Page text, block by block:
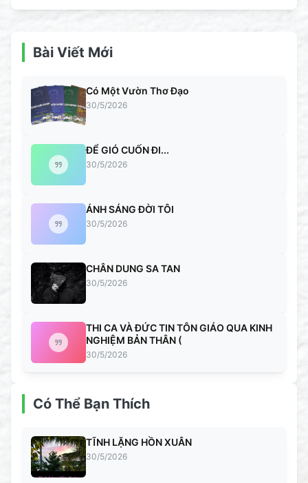
Bài Viết Mới
Có Một Vườn Thơ Đạo
30/5/2026
ĐỂ GIÓ CUỐN ĐI...
30/5/2026
ÁNH SÁNG ĐỜI TÔI
30/5/2026
CHÂN DUNG SA TAN
30/5/2026
THI CA VÀ ĐỨC TIN TÔN GIÁO QUA KINH
NGHIỆM BẢN THÂN (
30/5/2026
Có Thể Bạn Thích
TĨNH LẶNG HỒN XUÂN
30/5/2026